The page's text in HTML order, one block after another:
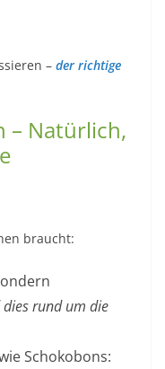
– der richtige
– Natürlich,
braucht:
rund um die
Schokobons: